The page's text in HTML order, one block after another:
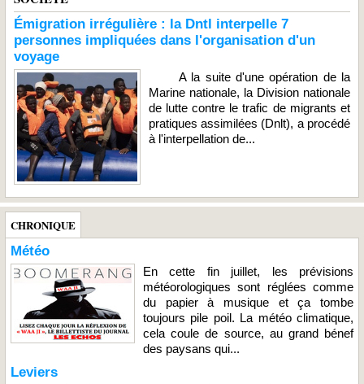
Émigration irrégulière : la Dntl interpelle 7
personnes impliquées dans l'organisation d'un
voyage
A la suite d'une opération de la
Marine nationale, la Division nationale
de lutte contre le trafic de migrants et
pratiques assimilées (Dnlt), a procédé
à l'interpellation de...
CHRONIQUE
Météo
En cette fin juillet, les prévisions
météorologiques sont réglées comme
du papier à musique et ça tombe
toujours pile poil. La météo climatique,
cela coule de source, au grand bénef
des paysans qui...
Leviers